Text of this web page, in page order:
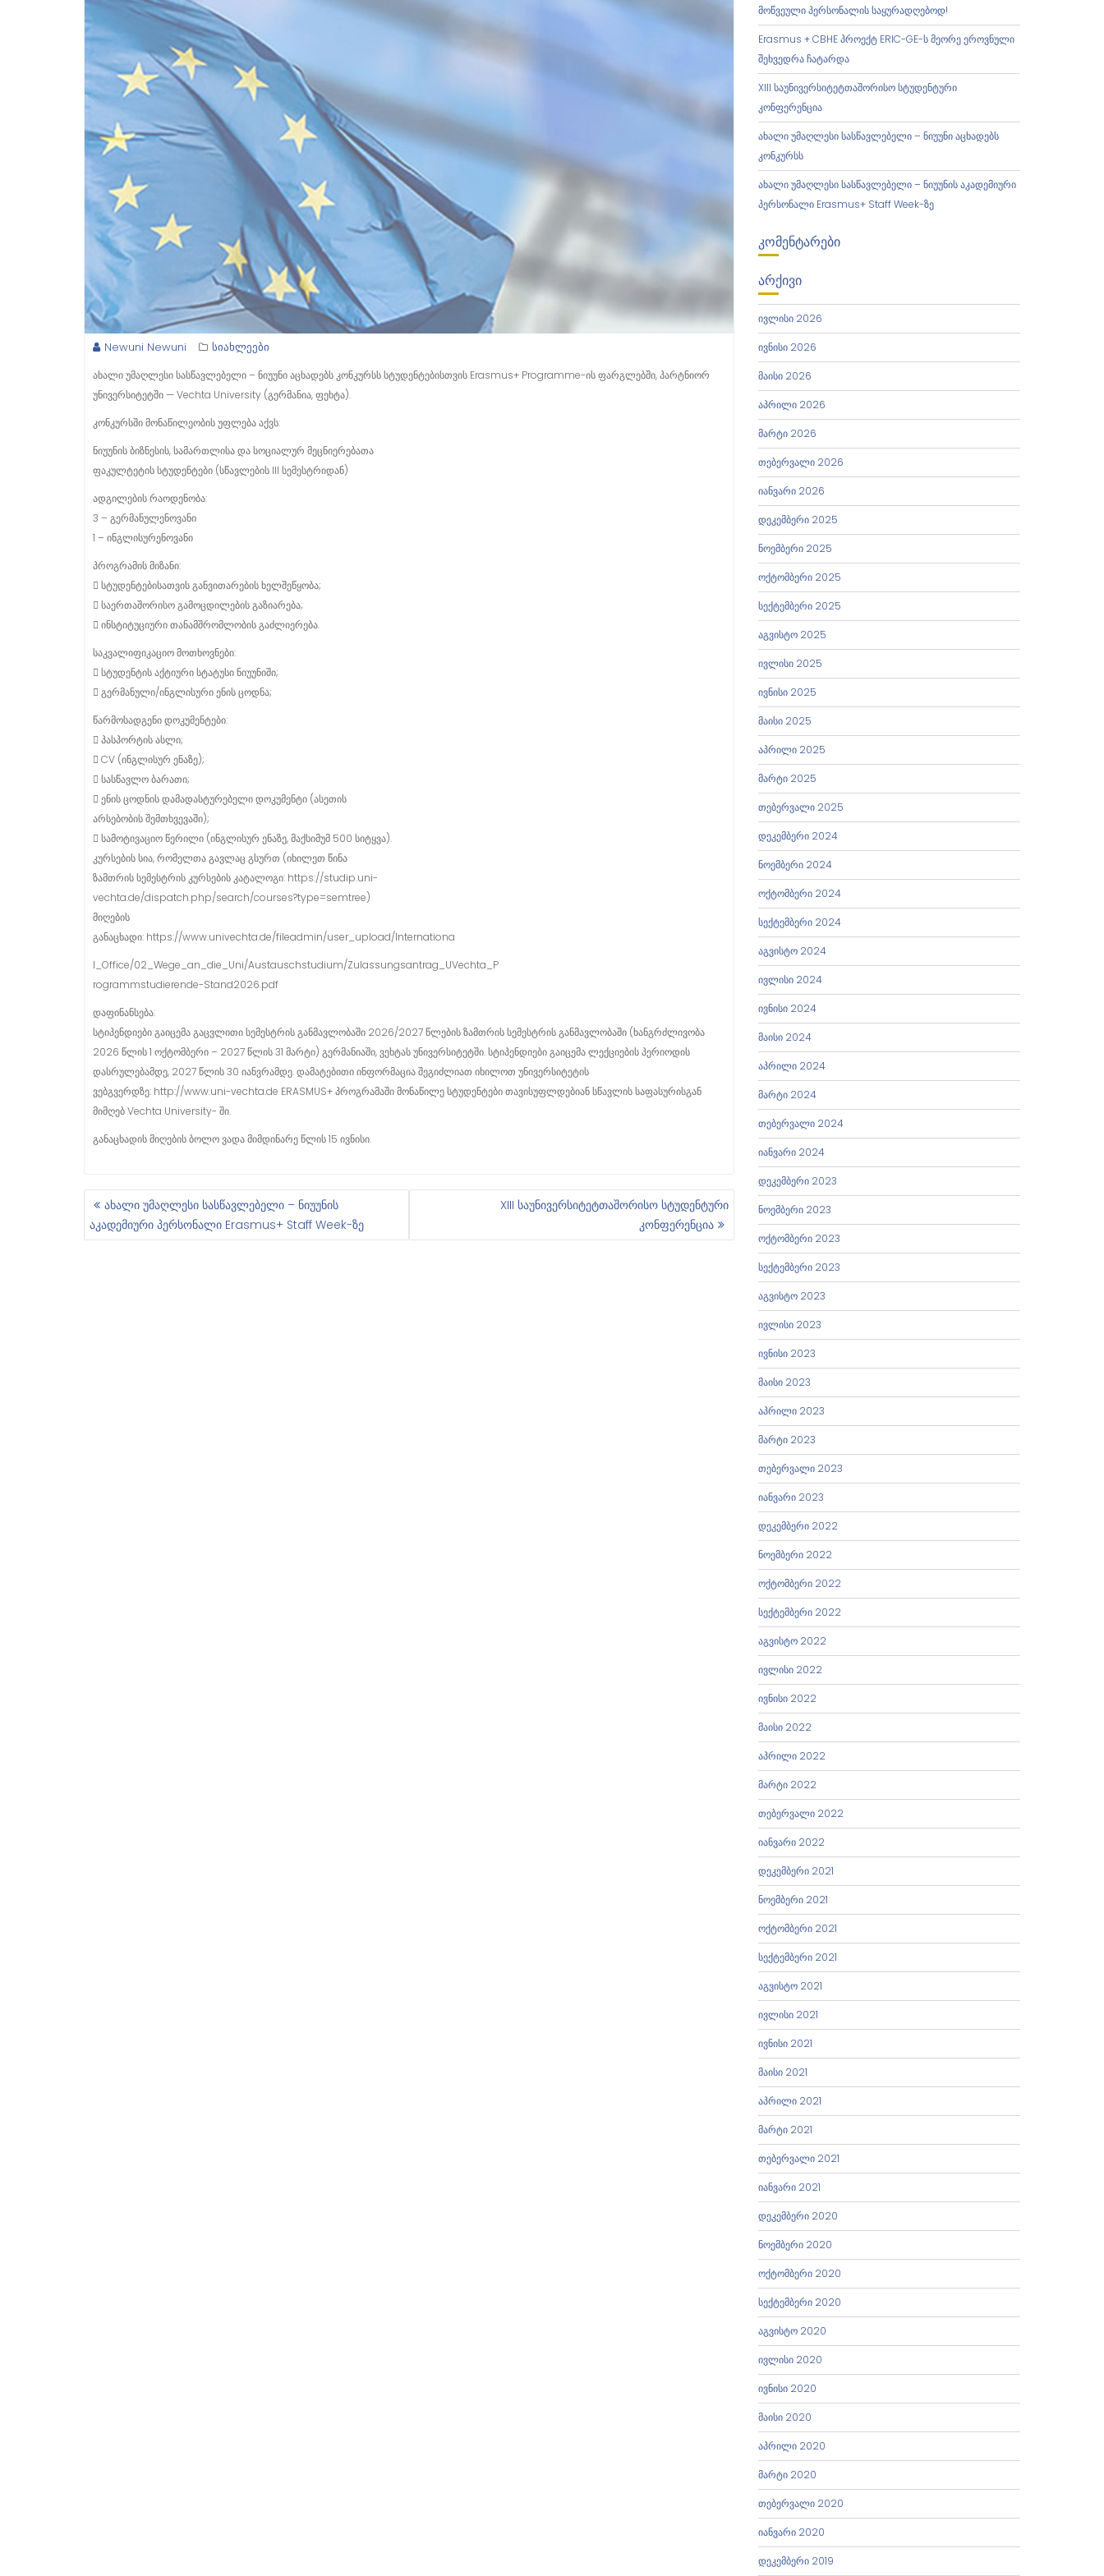
Newuni Newuni სიახლეები
ახალი უმაღლესი სასწავლებელი – ნიუუნი აცხადებს კონკურსს სტუდენტებისთვის Erasmus+ Programme-ის ფარგლებში, პარტნიორ
უნივერსიტეტში — Vechta University (გერმანია, ფეხტა).
კონკურსში მონაწილეობის უფლება აქვს:
ნიუუნის ბიზნესის, სამართლისა და სოციალურ მეცნიერებათა
ფაკულტეტის სტუდენტები (სწავლების III სემესტრიდან)
ადგილების რაოდენობა:
3 – გერმანულენოვანი
1 – ინგლისურენოვანი
პროგრამის მიზანი:
 სტუდენტებისათვის განვითარების ხელშეწყობა;
 საერთაშორისო გამოცდილების გაზიარება;
 ინსტიტუციური თანამშრომლობის გაძლიერება.
საკვალიფიკაციო მოთხოვნები:
 სტუდენტის აქტიური სტატუსი ნიუუნიში;
 გერმანული/ინგლისური ენის ცოდნა;
წარმოსადგენი დოკუმენტები:
 პასპორტის ასლი;
 CV (ინგლისურ ენაზე);
 სასწავლო ბარათი;
 ენის ცოდნის დამადასტურებელი დოკუმენტი (ასეთის
არსებობის შემთხვევაში);
 სამოტივაციო წერილი (ინგლისურ ენაზე, მაქსიმუმ 500 სიტყვა).
კურსების სია, რომელთა გავლაც გსურთ (იხილეთ წინა
ზამთრის სემესტრის კურსების კატალოგი: https://studip.uni-
vechta.de/dispatch.php/search/courses?type=semtree)
მიღების
განაცხადი: https://www.univechta.de/fileadmin/user_upload/Internationa
l_Office/02_Wege_an_die_Uni/Austauschstudium/Zulassungsantrag_UVechta_P
rogrammstudierende-Stand2026.pdf
დაფინანსება:
სტიპენდიები გაიცემა გაცვლითი სემესტრის განმავლობაში 2026/2027 წლების ზამთრის სემესტრის განმავლობაში (ხანგრძლივობა
2026 წლის 1 ოქტომბერი – 2027 წლის 31 მარტი) გერმანიაში, ვეხტას უნივერსიტეტში. სტიპენდიები გაიცემა ლექციების პერიოდის
დასრულებამდე, 2027 წლის 30 იანვრამდე. დამატებითი ინფორმაცია შეგიძლიათ იხილოთ უნივერსიტეტის
ვებგვერდზე: http://www.uni-vechta.de ERASMUS+ პროგრამაში მონაწილე სტუდენტები თავისუფლდებიან სწავლის საფასურისგან
მიმღებ Vechta University- ში.
განაცხადის მიღების ბოლო ვადა მიმდინარე წლის 15 ივნისი.
Ო
ახალი უმაღლესი სასწავლებელი – ნიუუნის
აკადემიური პერსონალი Erasmus+ Staff Week-ზე
XIII საუნივერსიტეტთაშორისო სტუდენტური
კონფერენცია
მოწვეული პერსონალის საყურადღებოდ!
Erasmus + CBHE პროექტ ERIC-GE-ს მეორე ეროვნული
შეხვედრა ჩატარდა
XIII საუნივერსიტეტთაშორისო სტუდენტური
კონფერენცია
ახალი უმაღლესი სასწავლებელი – ნიუუნი აცხადებს
კონკურსს
ახალი უმაღლესი სასწავლებელი – ნიუუნის აკადემიური
პერსონალი Erasmus+ Staff Week-ზე
ᲙᲝᲛᲔᲜᲢᲐᲠᲔᲑᲘ
ᲐᲠᲥᲘᲕᲘ
ივლისი 2026
ივნისი 2026
მაისი 2026
აპრილი 2026
მარტი 2026
თებერვალი 2026
იანვარი 2026
დეკემბერი 2025
ნოემბერი 2025
ოქტომბერი 2025
სექტემბერი 2025
აგვისტო 2025
ივლისი 2025
ივნისი 2025
მაისი 2025
აპრილი 2025
მარტი 2025
თებერვალი 2025
დეკემბერი 2024
ნოემბერი 2024
ოქტომბერი 2024
სექტემბერი 2024
აგვისტო 2024
ივლისი 2024
ივნისი 2024
მაისი 2024
აპრილი 2024
მარტი 2024
თებერვალი 2024
იანვარი 2024
დეკემბერი 2023
ნოემბერი 2023
ოქტომბერი 2023
სექტემბერი 2023
აგვისტო 2023
ივლისი 2023
ივნისი 2023
მაისი 2023
აპრილი 2023
მარტი 2023
თებერვალი 2023
იანვარი 2023
დეკემბერი 2022
ნოემბერი 2022
ოქტომბერი 2022
სექტემბერი 2022
აგვისტო 2022
ივლისი 2022
ივნისი 2022
მაისი 2022
აპრილი 2022
მარტი 2022
თებერვალი 2022
იანვარი 2022
დეკემბერი 2021
ნოემბერი 2021
ოქტომბერი 2021
სექტემბერი 2021
აგვისტო 2021
ივლისი 2021
ივნისი 2021
მაისი 2021
აპრილი 2021
მარტი 2021
თებერვალი 2021
იანვარი 2021
დეკემბერი 2020
ნოემბერი 2020
ოქტომბერი 2020
სექტემბერი 2020
აგვისტო 2020
ივლისი 2020
ივნისი 2020
მაისი 2020
აპრილი 2020
მარტი 2020
თებერვალი 2020
იანვარი 2020
დეკემბერი 2019